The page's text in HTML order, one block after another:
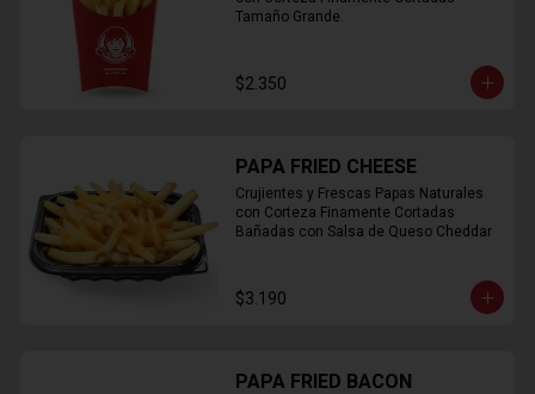
Tamaño Grande.
$2.350
PAPA FRIED CHEESE
Crujientes y Frescas Papas Naturales
con Corteza Finamente Cortadas
Bañadas con Salsa de Queso Cheddar
$3.190
PAPA FRIED BACON